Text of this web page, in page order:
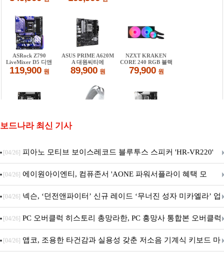
보드나라 최신 기사
[04/26] 피아노 모티브 보이스레코드 블루투스 스피커 'HR-VR220'
출시
[04/26] 에이원아이엔티, 컴퓨존서 'AONE 파워서플라이 혜택 모
음.ZIP' 이벤트 진행
[04/26] 넥슨, ‘던전앤파이터’ 신규 레이드 ‘무너진 성자 미카엘라’ 업
데이트!
[04/26] PC 오버클럭 히스토리 총망라한, PC 흥망사 통합본 오버클럭
특집(1-4편)
[04/26] 앱코, 조용한 타건감과 실용성 갖춘 저소음 기계식 키보드 마